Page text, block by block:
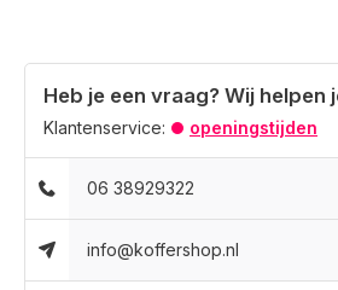
Heb je een vraag? Wij helpen
Klantenservice: openingstijden
06 38929322
info@koffershop.nl